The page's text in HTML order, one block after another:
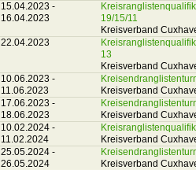
15.04.2023 -
16.04.2023
19/15/11
Kreisverband
22.04.2023
13
Kreisverband
10.06.2023 -
11.06.2023
Kreisverband
17.06.2023 -
18.06.2023
Kreisverband
10.02.2024 -
11.02.2024
Kreisverband
25.05.2024 -
26.05.2024
Kreisverband